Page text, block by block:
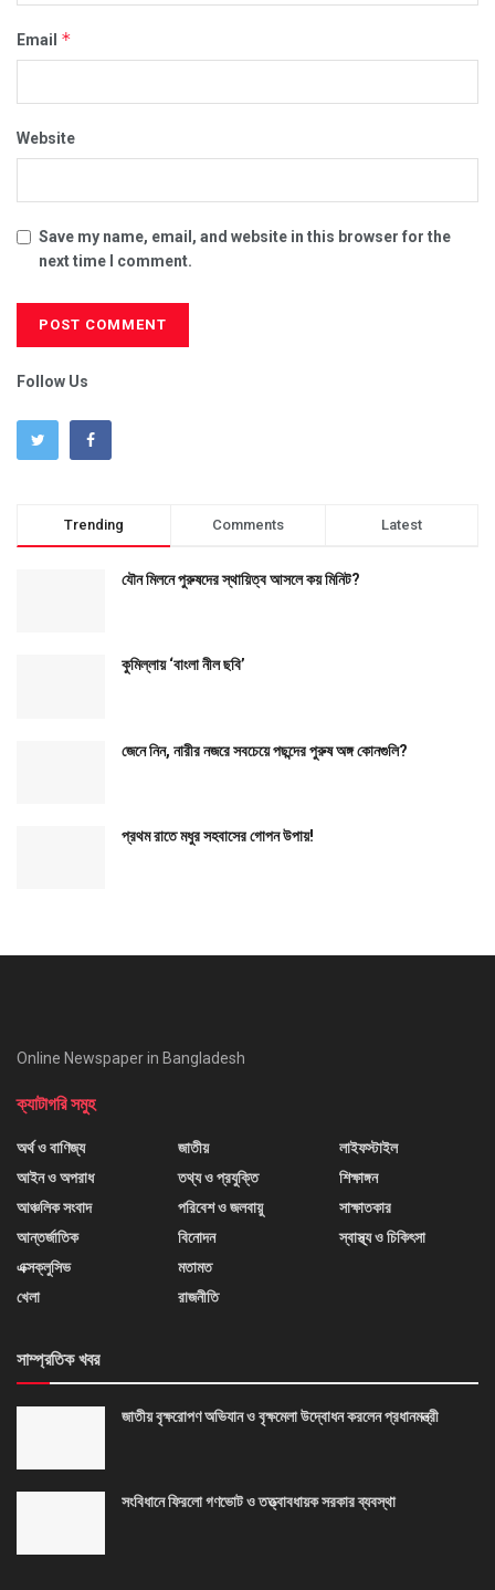
Email *
Website
Save my name, email, and website in this browser for the
next time I comment.
Follow Us
Trending Comments Latest
যৌন মিলনে পুরুষদের স্থায়িত্ব আসলে কয় মিনিট?
কুমিল্লায় ‘বাংলা নীল ছবি’
জেনে নিন, নারীর নজরে সবচেয়ে পছন্দের পুরুষ অঙ্গ কোনগুলি?
প্রথম রাতে মধুর সহবাসের গোপন উপায়!
Online Newspaper in Bangladesh
ক্যাটাগরি সমুহ
অর্থ ও বাণিজ্য
আইন ও অপরাধ
আঞ্চলিক সংবাদ
আন্তর্জাতিক
এক্সক্লুসিভ
খেলা
জাতীয়
তথ্য ও প্রযুক্তি
পরিবেশ ও জলবায়ু
বিনোদন
মতামত
রাজনীতি
লাইফস্টাইল
শিক্ষাঙ্গন
সাক্ষাতকার
স্বাস্থ্য ও চিকিৎসা
সাম্প্রতিক খবর
জাতীয় বৃক্ষরোপণ অভিযান ও বৃক্ষমেলা উদ্বোধন করলেন প্রধানমন্ত্রী
সংবিধানে ফিরলো গণভোট ও তত্ত্বাবধায়ক সরকার ব্যবস্থা